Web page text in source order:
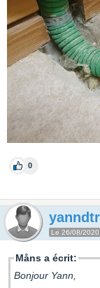
0
yanndtr
Le 26/08/
Måns a écrit:
Bonjour Yann,